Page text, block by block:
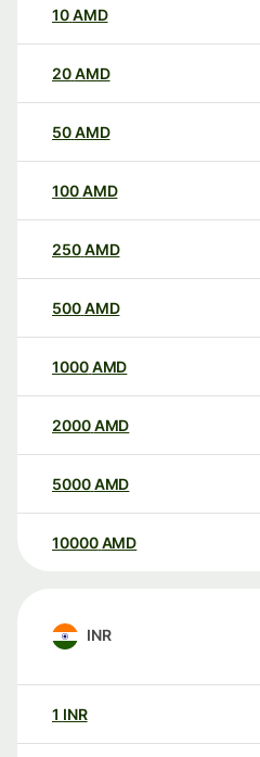
10AMD
20AMD
50AMD
100AMD
250AMD
500AMD
1000AMD
2000AMD
5000AMD
10000 AMD
INR
1 INR